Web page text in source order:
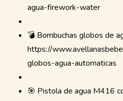
agua-firework-water
💣 Bombuchas globos de
https://
globos-agua-automaticas
🎯 Pistola de agua M416